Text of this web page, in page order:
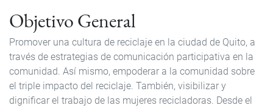
Objetivo General
Promover una cultura de reciclaje en la ciudad de Quito, a
través de estrategias de comunicación participativa en la
comunidad. Así mismo, empoderar a la comunidad sobre
el triple impacto del reciclaje. También, visibilizar y
dignificar el trabajo de las mujeres recicladoras. Desde el